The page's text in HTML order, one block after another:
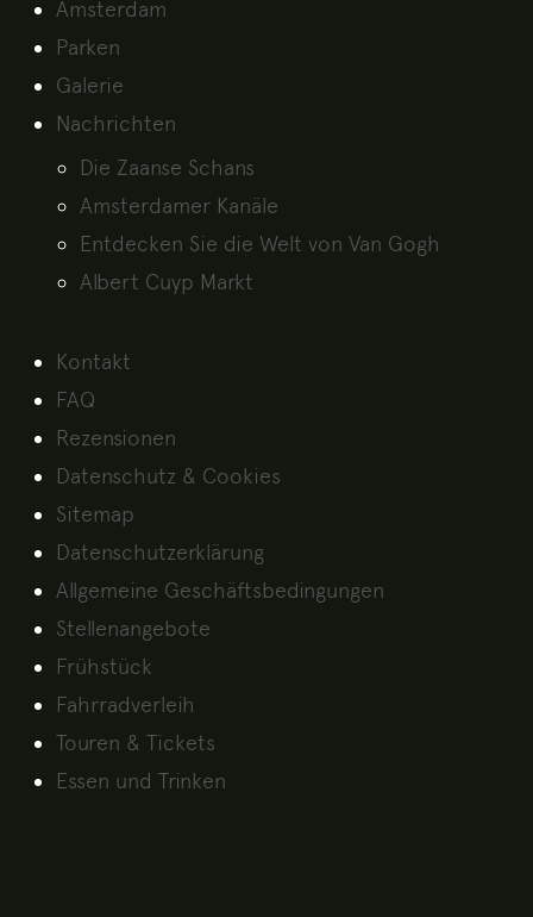
Amsterdam
Parken
Galerie
Nachrichten
Die Zaanse Schans
Amsterdamer Kanäle
Entdecken Sie die Welt von Van Gogh
Albert Cuyp Markt
Kontakt
FAQ
Rezensionen
Datenschutz & Cookies
Sitemap
Datenschutzerklärung
Allgemeine Geschäftsbedingungen
Stellenangebote
Frühstück
Fahrradverleih
Touren & Tickets
Essen und Trinken